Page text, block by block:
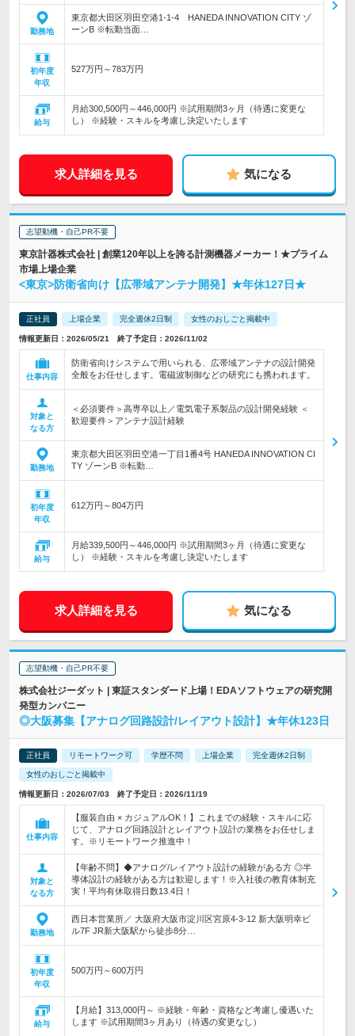
勤務地
東京都大田区羽田空港1-1-4 HANEDA INNOVATION CITY ゾ
ーンB ※転勤当面…
初年度
年収
527万円～783万円
給与
月給300,500円～446,000円 ※試用期間3ヶ月（待遇に変更な
し） ※経験・スキルを考慮し決定いたします
求人詳細を見る 気になる
志望動機・自己PR不要
東京計器株式会社 | 創業120年以上を誇る計測機器メーカー！★プライム
市場上場企業
<東京>防衛省向け【広帯域アンテナ開発】★年休127日★
正社員 上場企業 完全週休2日制 女性のおしごと掲載中
情報更新日：2026/05/21 終了予定日：2026/11/02
仕事内容
防衛省向けシステムで用いられる、広帯域アンテナの設計開発
全般をお任せします。電磁波制御などの研究にも携われます。
対象と
なる方
＜必須要件＞高専卒以上／電気電子系製品の設計開発経験 ＜
歓迎要件＞アンテナ設計経験
勤務地
東京都大田区羽田空港一丁目1番4号 HANEDA INNOVATION CI
TY ゾーンB ※転勤…
初年度
年収
612万円～804万円
給与
月給339,500円～446,000円 ※試用期間3ヶ月（待遇に変更な
し） ※経験・スキルを考慮し決定いたします
求人詳細を見る 気になる
志望動機・自己PR不要
株式会社ジーダット | 東証スタンダード上場！EDAソフトウェアの研究開
発型カンパニー
◎大阪募集【アナログ回路設計/レイアウト設計】★年休123日
正社員 リモートワーク可 学歴不問 上場企業 完全週休2日制
女性のおしごと掲載中
情報更新日：2026/07/03 終了予定日：2026/11/19
仕事内容
【服装自由 × カジュアルOK！】これまでの経験・スキルに応
じて、アナログ回路設計とレイアウト設計の業務をお任せしま
す。※リモートワーク推進中！
対象と
なる方
【年齢不問】◆アナログ/レイアウト設計の経験がある方 ◎半
導体設計の経験がある方は歓迎します！※入社後の教育体制充
実！平均有休取得日数13.4日！
勤務地
西日本営業所／ 大阪府大阪市淀川区宮原4-3-12 新大阪明幸ビ
ル7F JR新大阪駅から徒歩8分…
初年度
年収
500万円～600万円
給与
【月給】313,000円～ ※経験・年齢・資格など考慮し優遇いた
します ※試用期間3ヶ月あり（待遇の変更なし）